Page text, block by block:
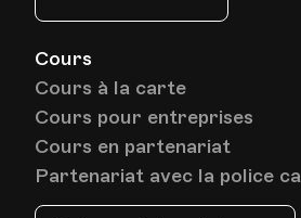
Av. de Cour 33
Date15.05.2024
Lieu
HEP - Haute Ecole
1005, Lausanne
Cours
Cours à la carte
Cours pour entreprises
Cours en partenariat
Partenariat avec la police